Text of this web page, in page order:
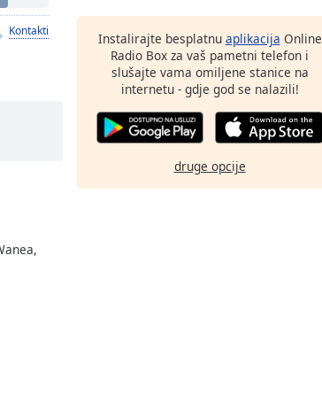
Kontakti Instalirajte besplatnu aplikacija Online
Radio Box za vaš pametni telefon i
slušajte vama omiljene stanice na
internetu - gdje god se nalazili!
druge opcije